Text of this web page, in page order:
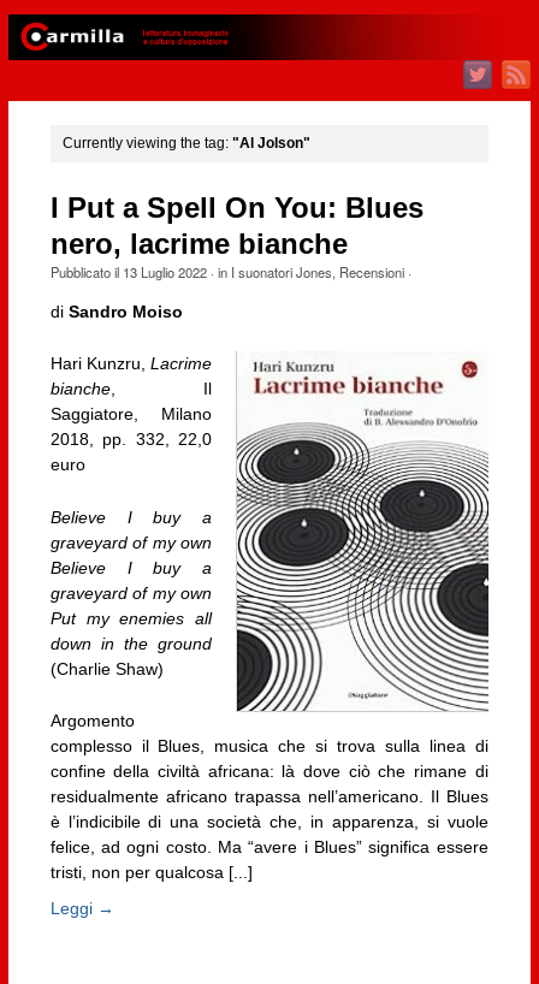
Currently viewing the tag: "Al Jolson"
I Put a Spell On You: Blues
nero, lacrime bianche
Pubblicato il 13 Luglio 2022· in I suonatori Jones, Recensioni·
di Sandro Moiso
Hari Kunzru,Lacrime
bianche, Il
Saggiatore, Milano
2018, pp. 332, 22,0
euro
Believe I buy a
graveyard of my own
Believe I buy a
graveyard of my own
Put my enemies all
down in the ground
(Charlie Shaw)
Argomento
complesso il Blues, musica che si trova sulla linea di
confine della civiltà africana: là dove ciò che rimane di
residualmente africano trapassa nell’americano. Il Blues
è l’indicibile di una società che, in apparenza, si vuole
felice, ad ogni costo. Ma “avere i Blues” significa essere
tristi, non per qualcosa [...]
Leggi →